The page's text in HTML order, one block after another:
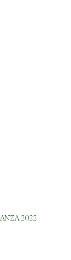
2022